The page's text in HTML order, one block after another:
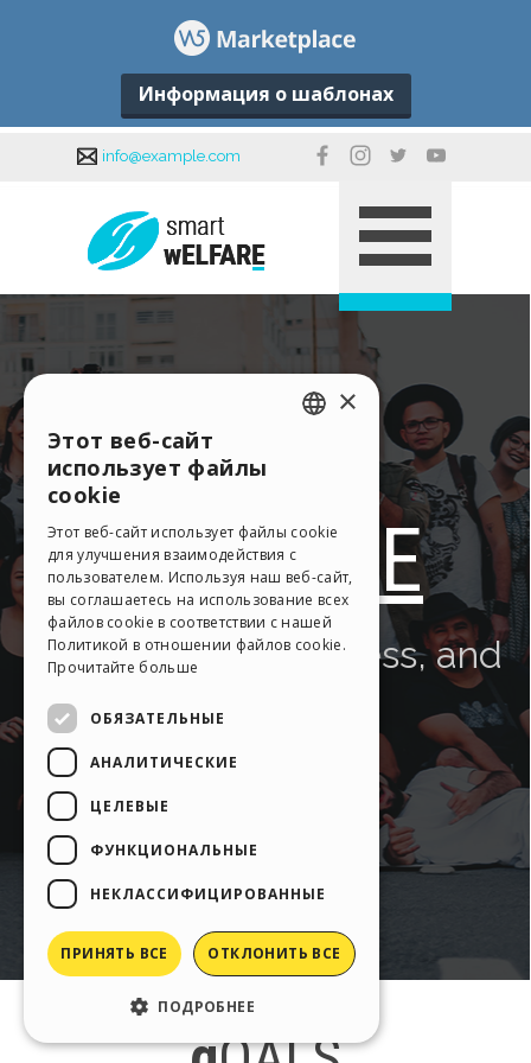
Информация о шаблонах
GERMAN
SPANISH
PORTUGUESE
POLISH
×
Этот веб-сайт
использует файлы
cookie
Этот веб-сайт использует файлы cookie
для улучшения взаимодействия с
пользователем. Используя наш веб-сайт,
вы соглашаетесь на использование всех
файлов cookie в соответствии с нашей
Политикой в ​​отношении файлов cookie.
Прочитайте больше
ОБЯЗАТЕЛЬНЫЕ
АНАЛИТИЧЕСКИЕ
ЦЕЛЕВЫЕ
ФУНКЦИОНАЛЬНЫЕ
НЕКЛАССИФИЦИРОВАННЫЕ
ПРИНЯТЬ ВСЕ ОТКЛОНИТЬ ВСЕ
ПОДРОБНЕЕ